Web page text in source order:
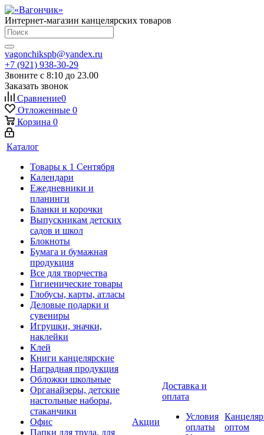
Интернет-магазин канцелярских товаров
vagonchikspb@yandex.ru
+7 (921) 938-30-29
Звоните с 8:10 до 23.00
Заказать звонок
Сравнение0
Отложенные 0
Корзина 0
Каталог
Товары к 1 Сентября
Календари
Ежедневники и
планинги
Бланки и корочки
Выпускникам детских
садов и школ
Блокноты
Бумага и бумажная
продукция
Все для творчества
Гигиенические товары
Глобусы, карты, атласы
Деловые подарки и
сувениры
Игрушки, значки,
наклейки
Клей
Книги канцелярские
Наградная продукция
Обложки школьные
Органайзеры, детские
настольные наборы,
стаканчики
Офис
Папки для труда, для
Акции
Доставка и
оплата
Условия
оплаты
оптом